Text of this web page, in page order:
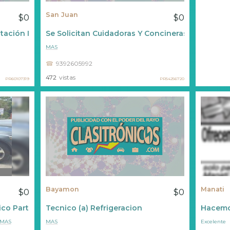
$0
Inmediata
PR60107319
San Juan $0
Se Solicitan Cuidadoras Y Concineras De
9392605992
MAS
472 vistas PR54256720
$0
Part Time
Bayamon $0
Tecnico (a) Refrigeracion
MAS
Manati
Excelente